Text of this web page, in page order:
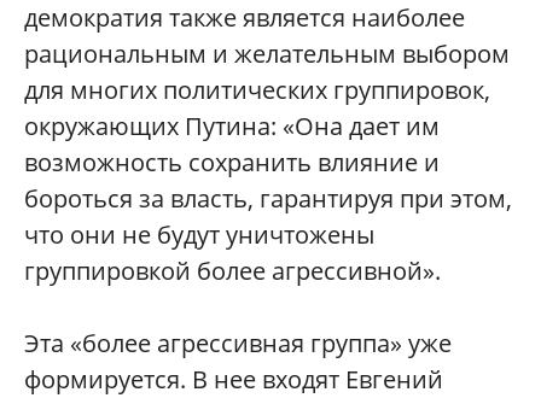
демократия также является наиболее
рациональным и желательным выбором
для многих политических группировок,
окружающих Путина: «Она дает им
возможность сохранить влияние и
бороться за власть, гарантируя при этом,
что они не будут уничтожены
группировкой более агрессивной».
Эта «более агрессивная группа» уже
формируется. В нее входят Евгений